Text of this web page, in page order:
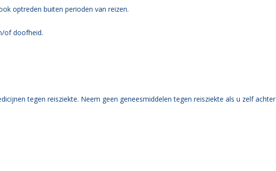
optreden buiten perioden van reizen.
of doofheid.
tegen reisziekte. Neem geen geneesmiddelen tegen reisziekte als u zelf achter